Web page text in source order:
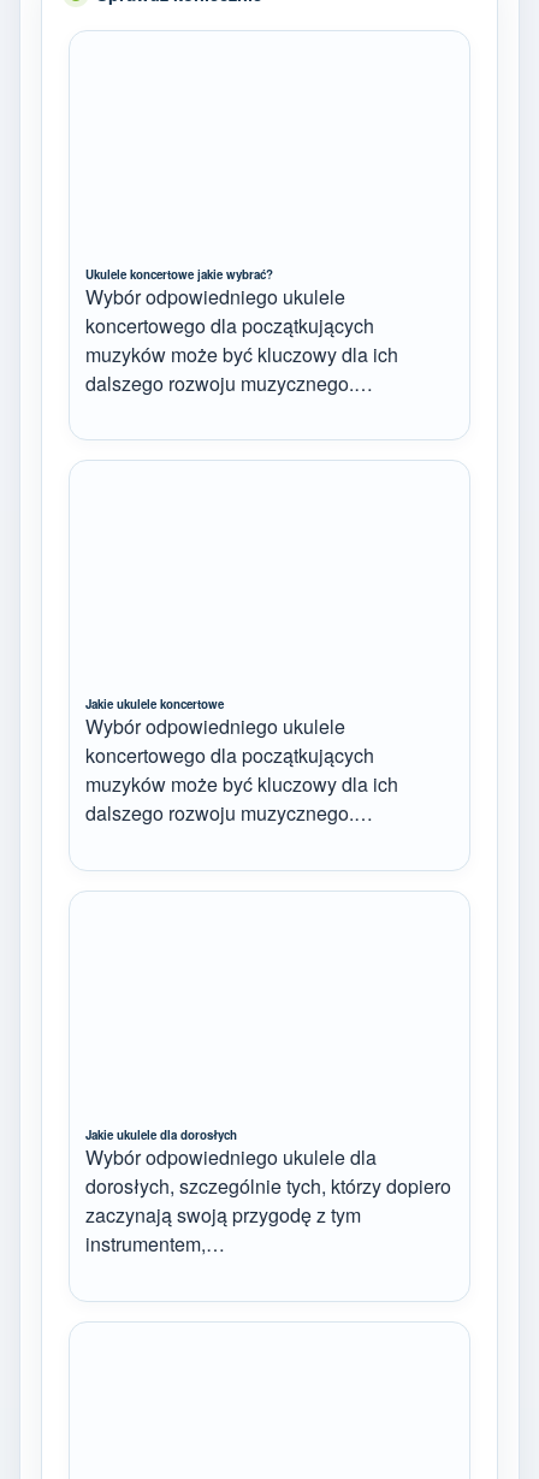
Ukulele koncertowe jakie wybrać?
Wybór odpowiedniego ukulele
koncertowego dla początkujących
muzyków może być kluczowy dla ich
dalszego rozwoju muzycznego.…
Jakie ukulele koncertowe
Wybór odpowiedniego ukulele
koncertowego dla początkujących
muzyków może być kluczowy dla ich
dalszego rozwoju muzycznego.…
Jakie ukulele dla dorosłych
Wybór odpowiedniego ukulele dla
dorosłych, szczególnie tych, którzy dopiero
zaczynają swoją przygodę z tym
instrumentem,…